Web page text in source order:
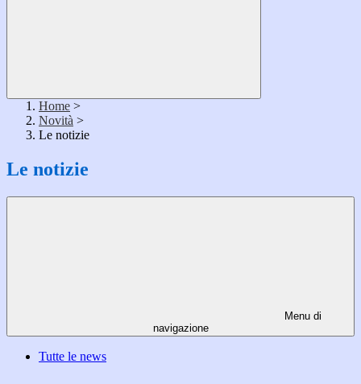
Home >
Novità >
Le notizie
Le notizie
Menu di
navigazione
Tutte le news